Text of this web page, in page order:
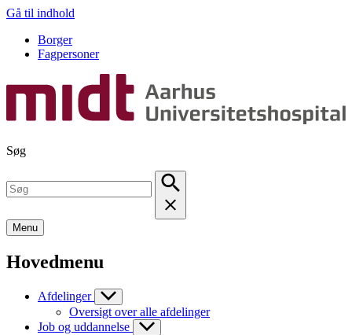
Gå til indhold
Borger
Fagpersoner
Søg
Menu
Hovedmenu
Afdelinger
Oversigt over alle afdelinger
Job og uddannelse